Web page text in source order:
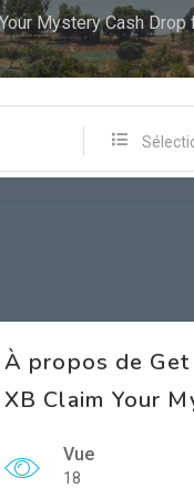
Mystery Cash
À propos de
XB Claim Your
Vue
18